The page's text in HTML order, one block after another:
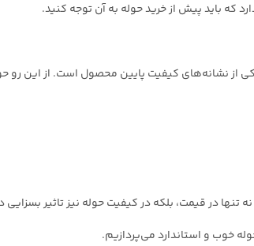
باید پیش از خرید حوله به آن توجه کنید.
از نشانه‌های کیفیت پایین محصول است. از این رو
در قیمت، بلکه در کیفیت حوله نیز تاثیر بسزایی
خوب و استاندارد می‌پردازیم.